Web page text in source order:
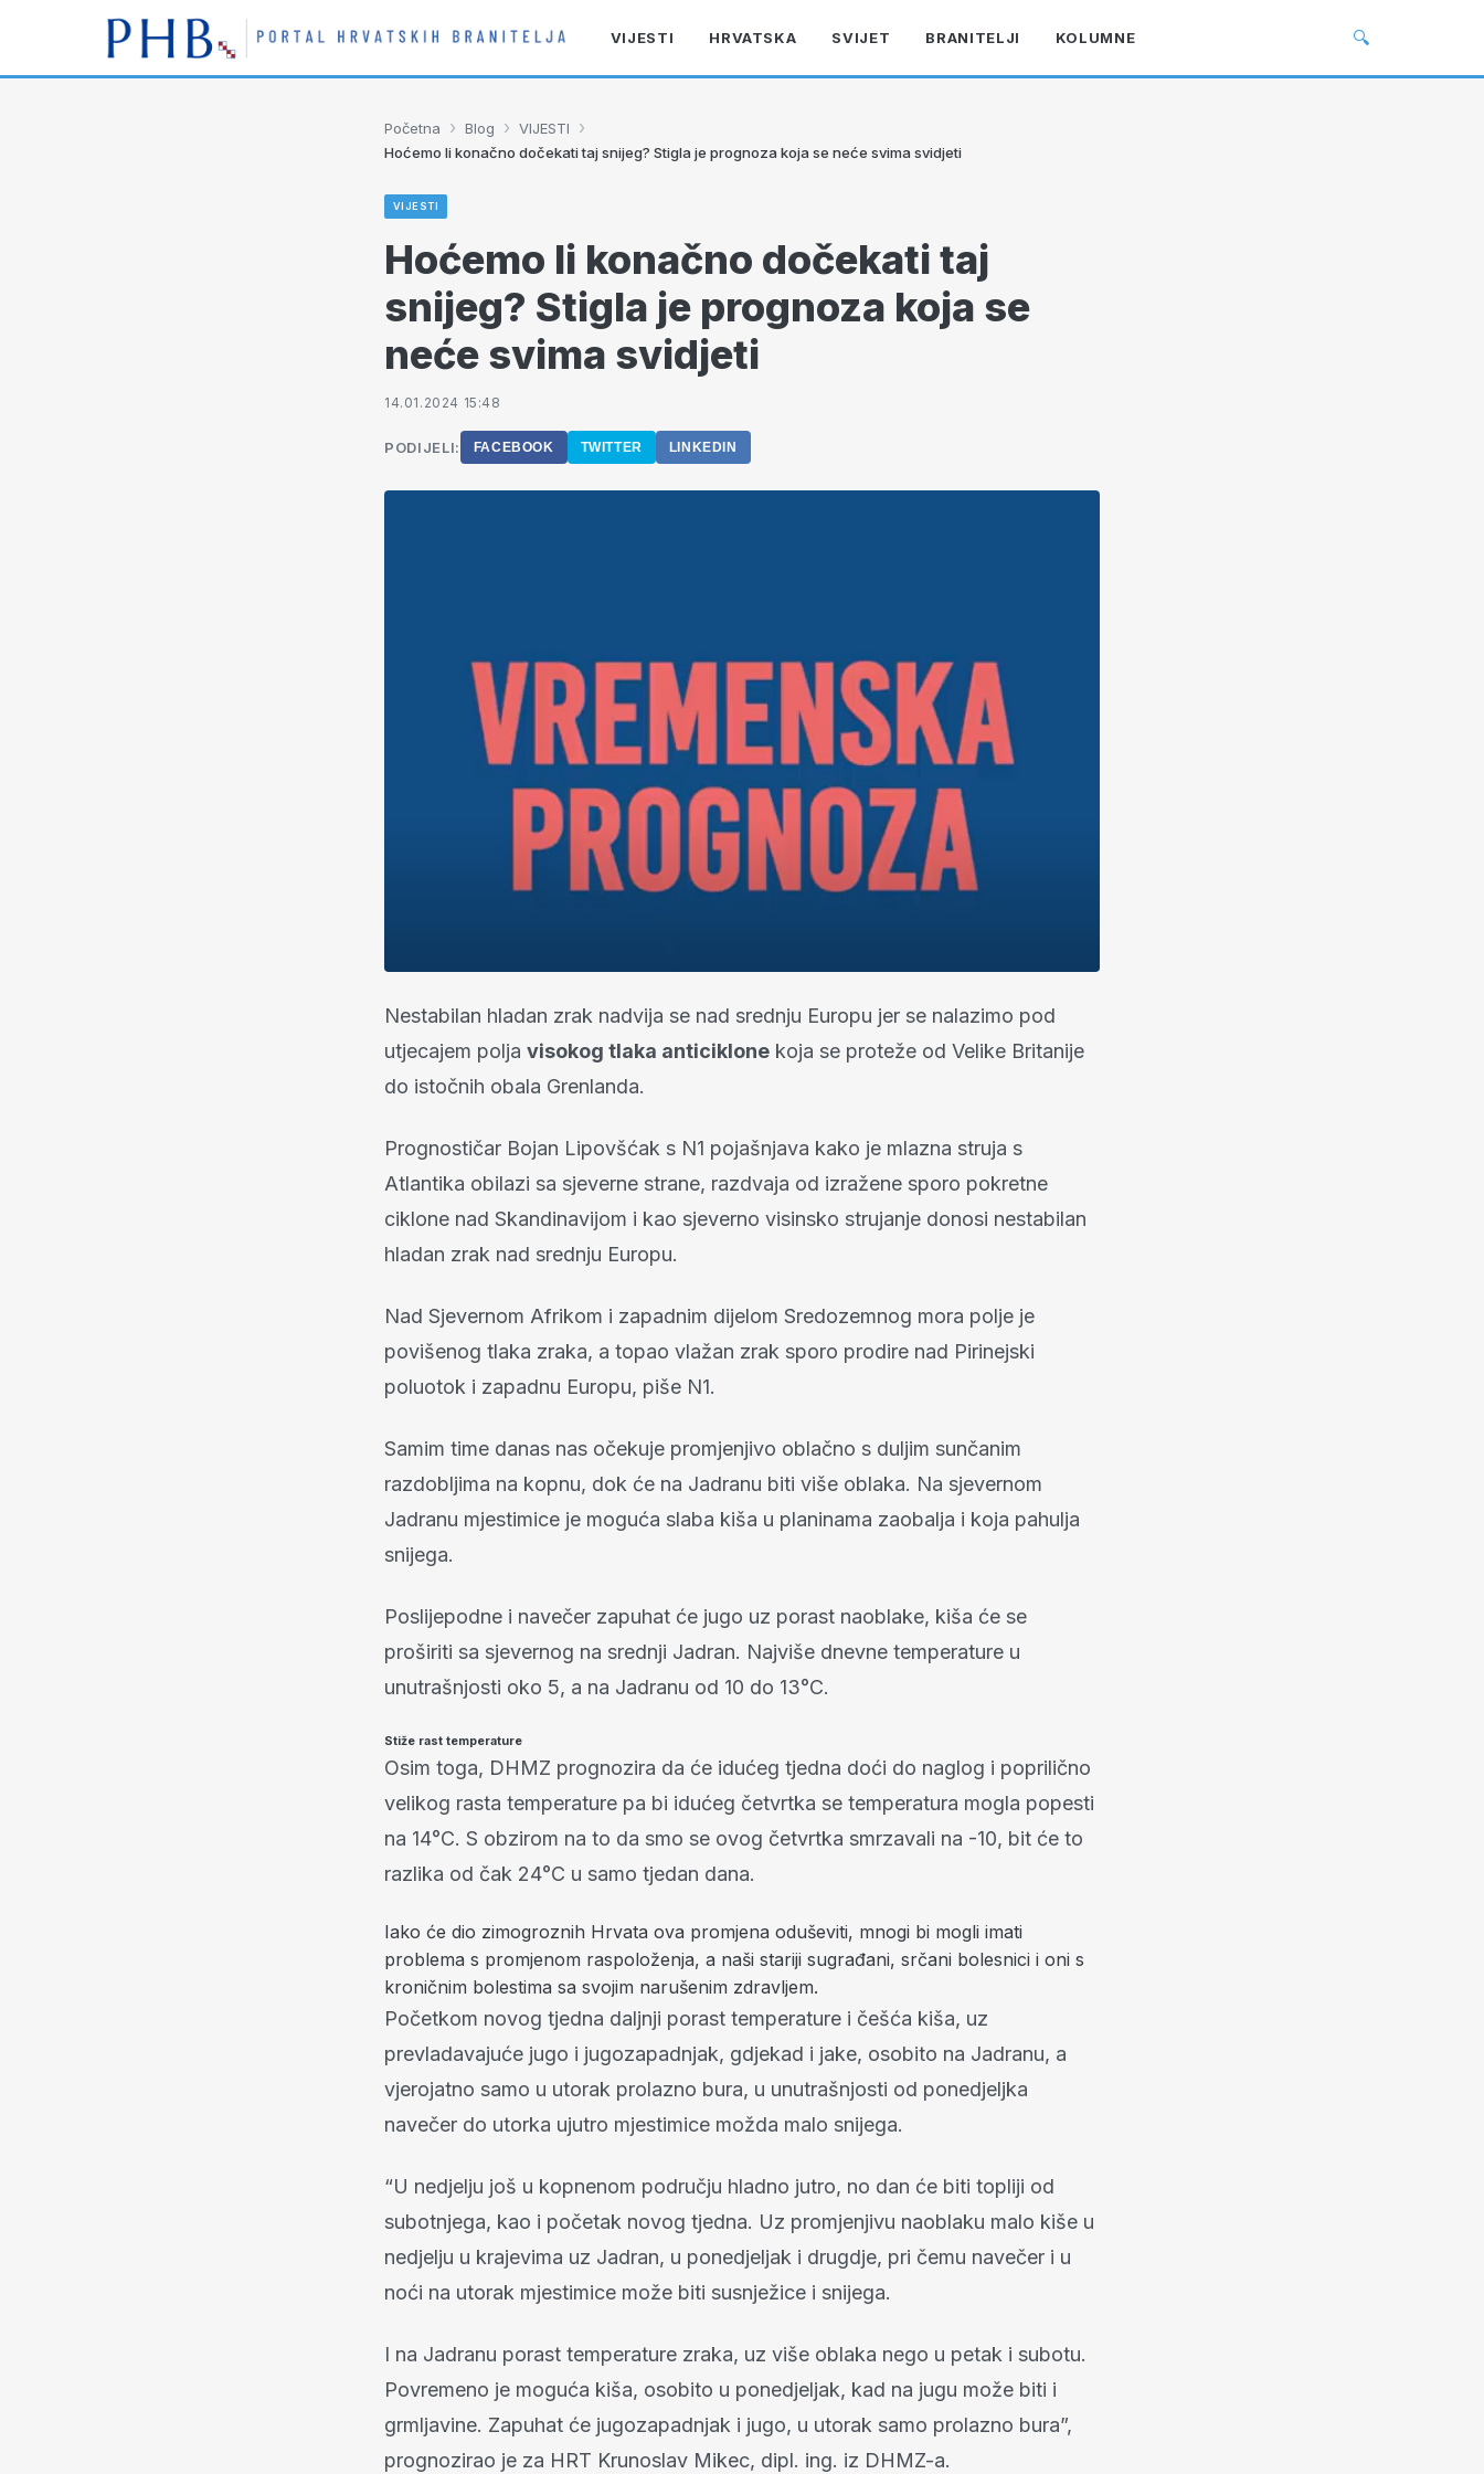
VIJESTI HRVATSKA SVIJET BRANITELJI KOLUMNE 🔍
Početna › Blog › VIJESTI ›
Hoćemo li konačno dočekati taj snijeg? Stigla je prognoza koja se neće svima svidjeti
VIJESTI
Hoćemo li konačno dočekati taj
snijeg? Stigla je prognoza koja se
neće svima svidjeti
14.01.2024 15:48
PODIJELI: FACEBOOK TWITTER LINKEDIN
Nestabilan hladan zrak nadvija se nad srednju Europu jer se nalazimo pod
utjecajem polja visokog tlaka anticiklone koja se proteže od Velike Britanije
do istočnih obala Grenlanda.
Prognostičar Bojan Lipovšćak s N1 pojašnjava kako je mlazna struja s
Atlantika obilazi sa sjeverne strane, razdvaja od izražene sporo pokretne
ciklone nad Skandinavijom i kao sjeverno visinsko strujanje donosi nestabilan
hladan zrak nad srednju Europu.
Nad Sjevernom Afrikom i zapadnim dijelom Sredozemnog mora polje je
povišenog tlaka zraka, a topao vlažan zrak sporo prodire nad Pirinejski
poluotok i zapadnu Europu, piše N1.
Samim time danas nas očekuje promjenjivo oblačno s duljim sunčanim
razdobljima na kopnu, dok će na Jadranu biti više oblaka. Na sjevernom
Jadranu mjestimice je moguća slaba kiša u planinama zaobalja i koja pahulja
snijega.
Poslijepodne i navečer zapuhat će jugo uz porast naoblake, kiša će se
proširiti sa sjevernog na srednji Jadran. Najviše dnevne temperature u
unutrašnjosti oko 5, a na Jadranu od 10 do 13°C.
Stiže rast temperature
Osim toga, DHMZ prognozira da će idućeg tjedna doći do naglog i poprilično
velikog rasta temperature pa bi idućeg četvrtka se temperatura mogla popesti
na 14°C. S obzirom na to da smo se ovog četvrtka smrzavali na -10, bit će to
razlika od čak 24°C u samo tjedan dana.
Iako će dio zimogroznih Hrvata ova promjena oduševiti, mnogi bi mogli imati
problema s promjenom raspoloženja, a naši stariji sugrađani, srčani bolesnici i oni s
kroničnim bolestima sa svojim narušenim zdravljem.
Početkom novog tjedna daljnji porast temperature i češća kiša, uz
prevladavajuće jugo i jugozapadnjak, gdjekad i jake, osobito na Jadranu, a
vjerojatno samo u utorak prolazno bura, u unutrašnjosti od ponedjeljka
navečer do utorka ujutro mjestimice možda malo snijega.
“U nedjelju još u kopnenom području hladno jutro, no dan će biti topliji od
subotnjega, kao i početak novog tjedna. Uz promjenjivu naoblaku malo kiše u
nedjelju u krajevima uz Jadran, u ponedjeljak i drugdje, pri čemu navečer i u
noći na utorak mjestimice može biti susnježice i snijega.
I na Jadranu porast temperature zraka, uz više oblaka nego u petak i subotu.
Povremeno je moguća kiša, osobito u ponedjeljak, kad na jugu može biti i
grmljavine. Zapuhat će jugozapadnjak i jugo, u utorak samo prolazno bura”,
prognozirao je za HRT Krunoslav Mikec, dipl. ing. iz DHMZ-a.